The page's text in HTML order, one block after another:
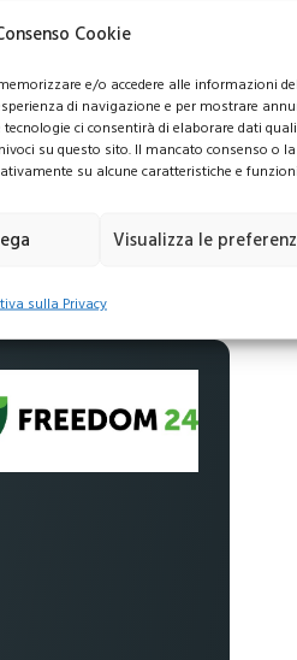
Cookie
e/o accedere alle informazioni del
di navigazione e per mostrare
ci consentirà di elaborare dati
su questo sito. Il mancato consenso o la
su alcune caratteristiche e
Visualizza le
sulla Privacy
nel mirino nei